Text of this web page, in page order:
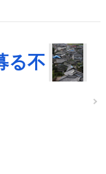
る不